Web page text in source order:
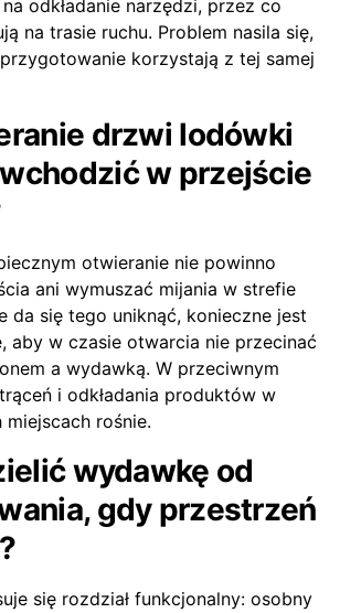
odkładanie narzędzi, przez co
na trasie ruchu. Problem nasila się,
korzystają z tej samej
drzwi lodówki
w przejście
otwieranie nie powinno
ani wymuszać mijania w strefie
da się tego uniknąć, konieczne jest
aby w czasie otwarcia nie przecinać
a wydawką. W przeciwnym
i odkładania produktów w
rośnie.
wydawkę od
gdy przestrzeń
się rozdział funkcjonalny: osobny